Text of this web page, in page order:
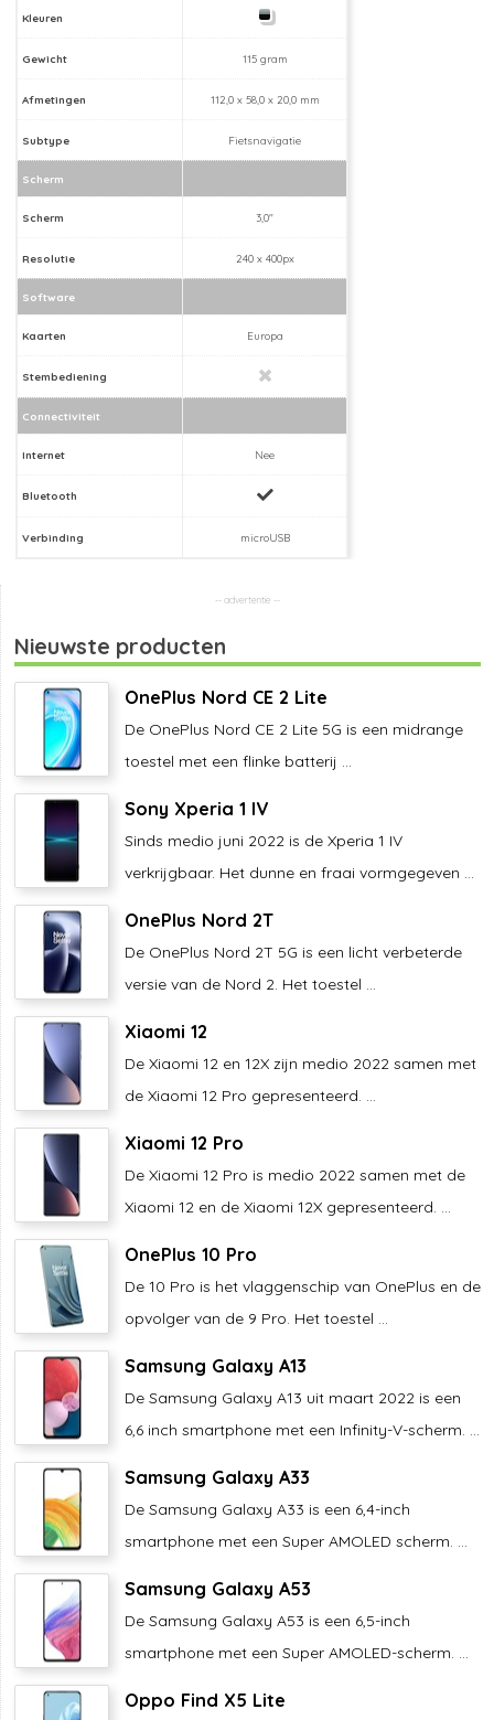
Kleuren
Gewicht 115 gram
Afmetingen 112,0 x 58,0 x 20,0 mm
Subtype Fietsnavigatie
Scherm
Scherm 3,0"
Resolutie 240 x 400px
Software
Kaarten Europa
Stembediening
Connectiviteit
Internet Nee
Bluetooth
Verbinding microUSB
Nieuwste producten
OnePlus Nord CE 2 Lite
De OnePlus Nord CE 2 Lite 5G is een midrange
toestel met een flinke batterij ...
Sony Xperia 1 IV
Sinds medio juni 2022 is de Xperia 1 IV
verkrijgbaar. Het dunne en fraai vormgegeven ...
OnePlus Nord 2T
De OnePlus Nord 2T 5G is een licht verbeterde
versie van de Nord 2. Het toestel ...
Xiaomi 12
De Xiaomi 12 en 12X zijn medio 2022 samen met
de Xiaomi 12 Pro gepresenteerd. ...
Xiaomi 12 Pro
De Xiaomi 12 Pro is medio 2022 samen met de
Xiaomi 12 en de Xiaomi 12X gepresenteerd. ...
OnePlus 10 Pro
De 10 Pro is het vlaggenschip van OnePlus en de
opvolger van de 9 Pro. Het toestel ...
Samsung Galaxy A13
De Samsung Galaxy A13 uit maart 2022 is een
6,6 inch smartphone met een Infinity-V-scherm. ...
Samsung Galaxy A33
De Samsung Galaxy A33 is een 6,4-inch
smartphone met een Super AMOLED scherm. ...
Samsung Galaxy A53
De Samsung Galaxy A53 is een 6,5-inch
smartphone met een Super AMOLED-scherm. ...
Oppo Find X5 Lite